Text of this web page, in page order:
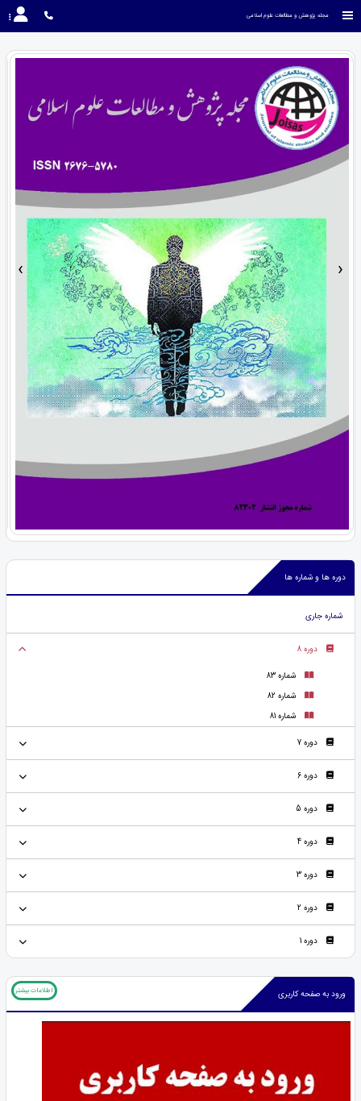
مجله پژوهش و مطالعات علوم اسلامی
› ‹
دوره ها و شماره ها
شماره جاری
دوره 8
شماره 83
شماره 82
شماره 81
دوره 7
دوره 6
دوره 5
دوره 4
دوره 3
دوره 2
دوره 1
ورود به صفحه کاربری اطلاعات بیشتر